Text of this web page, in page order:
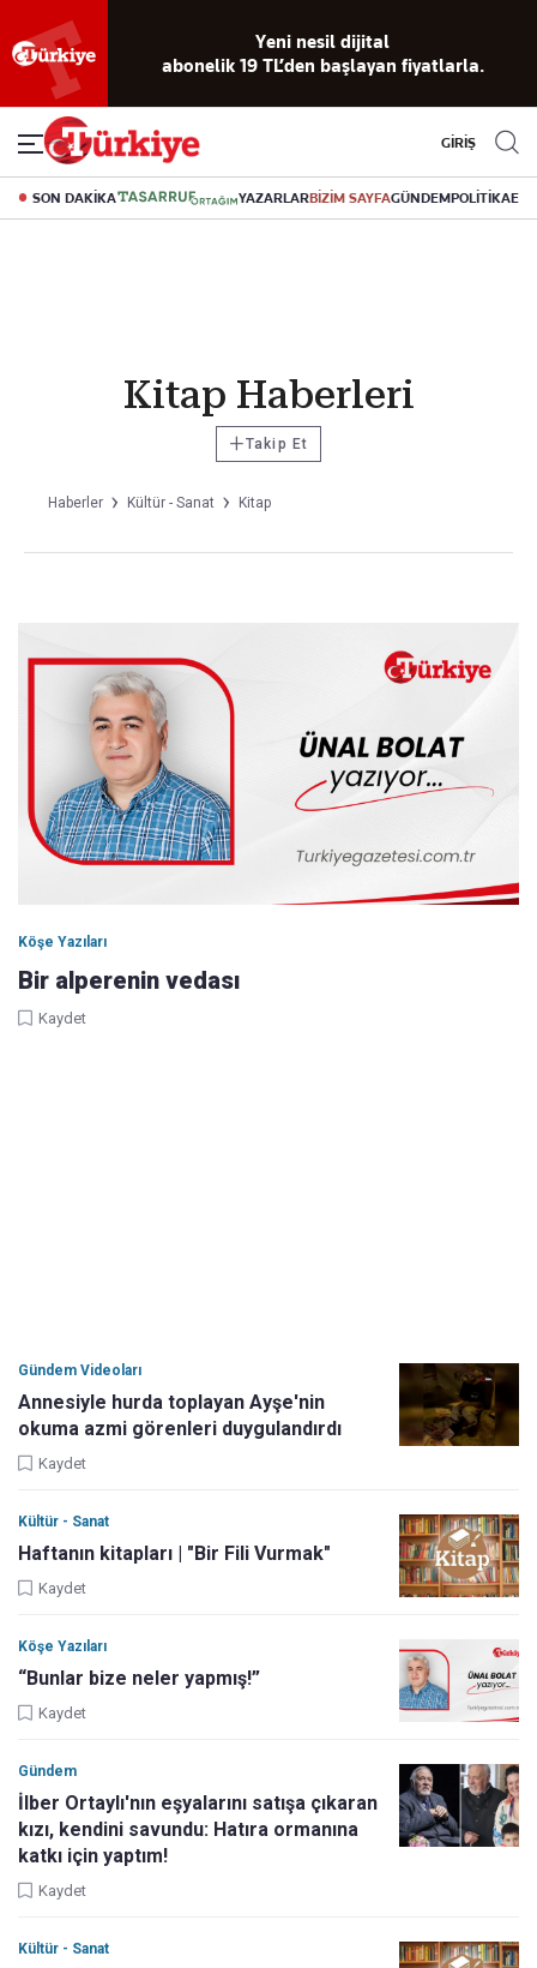
Yeni nesil dijital
abonelik 19 TL’den başlayan fiyatlarla.
GİRİŞ
SON DAKİKA YAZARLARBİZİM SAYFAGÜNDEMPOLİTİKA
Kitap Haberleri
+Takip Et
Haberler Kültür - Sanat Kitap
Köşe Yazıları
Bir alperenin vedası
Kaydet
Gündem Videoları
Annesiyle hurda toplayan Ayşe'nin
okuma azmi görenleri duygulandırdı
Kaydet
Kültür - Sanat
Haftanın kitapları | "Bir Fili Vurmak"
Kaydet
Köşe Yazıları
“Bunlar bize neler yapmış!”
Kaydet
Gündem
İlber Ortaylı'nın eşyalarını satışa çıkaran
kızı, kendini savundu: Hatıra ormanına
katkı için yaptım!
Kaydet
Kültür - Sanat